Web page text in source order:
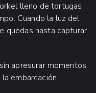
lleno de tortugas
Cuando la luz del
quedas hasta capturar
apresurar momentos
embarcación.